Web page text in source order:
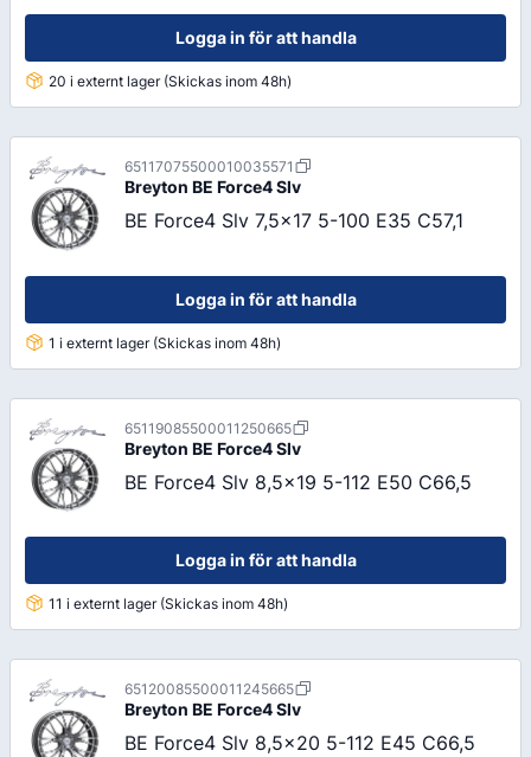
Logga in för att handla
20 i externt lager (Skickas inom 48h)
65117075500010035571
Breyton BE Force4 Slv
BE Force4 Slv 7,5x17 5-100 E35 C57,1
Logga in för att handla
1 i externt lager (Skickas inom 48h)
65119085500011250665
Breyton BE Force4 Slv
BE Force4 Slv 8,5x19 5-112 E50 C66,5
Logga in för att handla
11 i externt lager (Skickas inom 48h)
65120085500011245665
Breyton BE Force4 Slv
BE Force4 Slv 8,5x20 5-112 E45 C66,5